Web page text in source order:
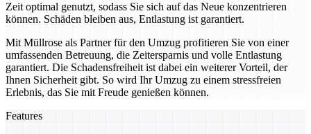
Zeit optimal genutzt, sodass Sie sich auf das Neue konzentrieren
können. Schäden bleiben aus, Entlastung ist garantiert.
Mit Müllrose als Partner für den Umzug profitieren Sie von einer
umfassenden Betreuung, die Zeitersparnis und volle Entlastung
garantiert. Die Schadensfreiheit ist dabei ein weiterer Vorteil, der
Ihnen Sicherheit gibt. So wird Ihr Umzug zu einem stressfreien
Erlebnis, das Sie mit Freude genießen können.
Features